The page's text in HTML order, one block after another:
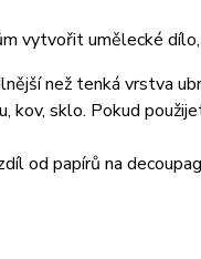
vytvořit umělecké
než tenká vrstva
kov, sklo. Pokud
od papírů na